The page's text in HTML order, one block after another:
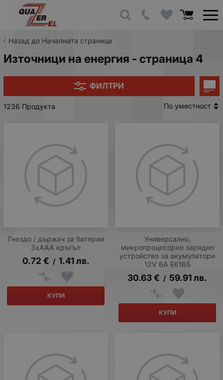
Назад до Началната страница
Източници на енергия - страница 4
ФИЛТРИ
1236 Продукта По уместност
Гнездо / държач за батерии
3xAAA кръгъл
0.72 € / 1.41 лв.
КУПИ
Универсално,
микропроцесорно зарядно
устройство за акумулатори
12V 6A E6165
30.63€ / 59.91лв.
КУПИ